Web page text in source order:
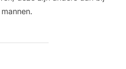
mannen.